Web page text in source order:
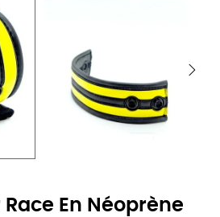
En Néoprène